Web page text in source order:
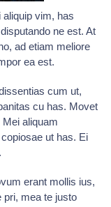
vim, has
ne est. At
ad etiam meliore
ea est.
cum ut,
cu has. Movet
aliquam
ut has. Ei
erant mollis ius,
pri, mea te justo